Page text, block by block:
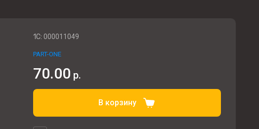
1C: 000011049
PART-ONE
70.00 р.
В корзину